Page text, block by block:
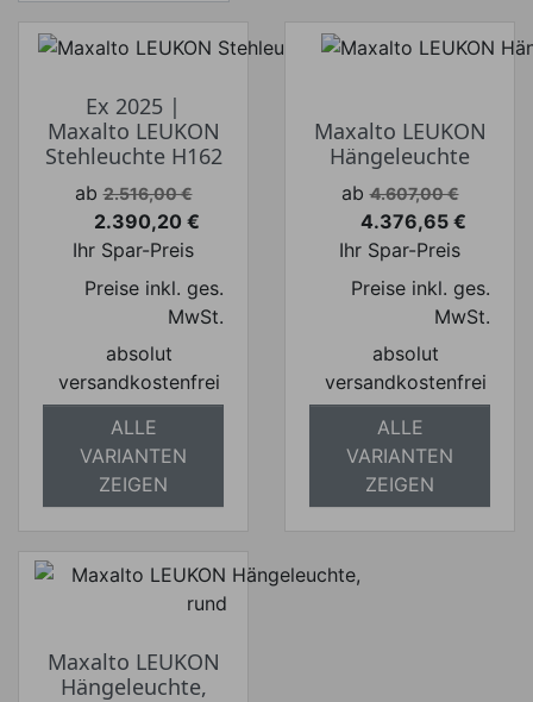
Ex 2025 |
Maxalto LEUKON
Stehleuchte H162
Verkaufspreis
ab 2.516,00 €
Preis
2.390,20 €
Ihr Spar-Preis
Preise inkl. ges.
MwSt.
absolut
versandkostenfrei
ALLE
VARIANTEN
ZEIGEN
Maxalto LEUKON
Hängeleuchte
Verkaufspreis
ab 4.607,00 €
Preis
4.376,65 €
Ihr Spar-Preis
Preise inkl. ges.
MwSt.
absolut
versandkostenfrei
ALLE
VARIANTEN
ZEIGEN
Maxalto LEUKON
Hängeleuchte,